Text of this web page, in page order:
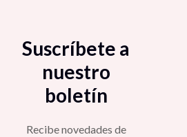
Suscríbete a
nuestro
boletín
Recibe novedades de